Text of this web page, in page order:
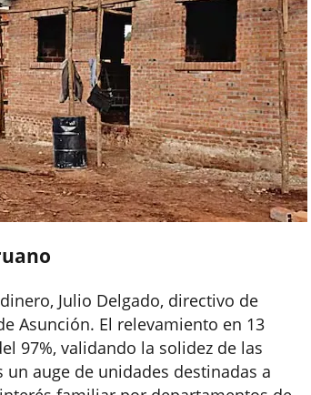
Julio Delgado, directivo de
Asunción. El relevamiento en 13
97%, validando la solidez de las
auge de unidades destinadas a